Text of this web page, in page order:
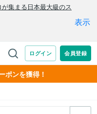
ポンを獲得！